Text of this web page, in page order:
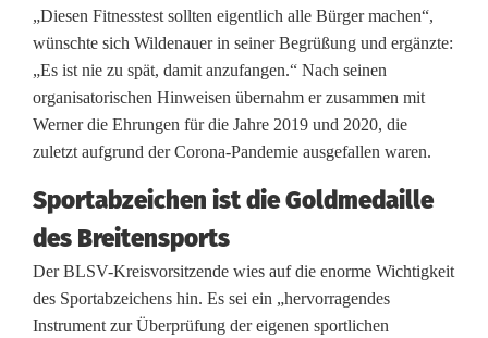
s
n
i
c
h
t
z
„Diesen Fitnesstest sollten eigentlich alle Bürger machen“,
wünschte sich Wildenauer in seiner Begrüßung und ergänzte:
„Es ist nie zu spät, damit anzufangen.“ Nach seinen
organisatorischen Hinweisen übernahm er zusammen mit
Werner die Ehrungen für die Jahre 2019 und 2020, die
zuletzt aufgrund der Corona-Pandemie ausgefallen waren.
Sportabzeichen ist die Goldmedaille
des Breitensports
Der BLSV-Kreisvorsitzende wies auf die enorme Wichtigkeit
des Sportabzeichens hin. Es sei ein „hervorragendes
Instrument zur Überprüfung der eigenen sportlichen